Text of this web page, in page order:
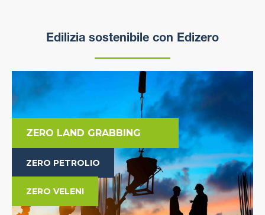
Edilizia sostenibile con Edizero
ZERO LAND GRABBING
ZERO PETROLIO
ZERO VELENI